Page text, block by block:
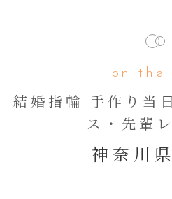
on the
結婚指輪 手作り当
ス・先輩
神奈川